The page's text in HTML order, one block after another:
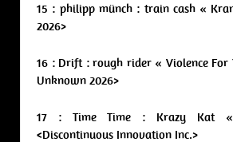
15 : philipp münch : train cash «
2026>
16 : Drift : rough rider « Violence For
Unknown 2026>
17 : Time Time : Krazy Kat
<Discontinuous Innovation Inc.>